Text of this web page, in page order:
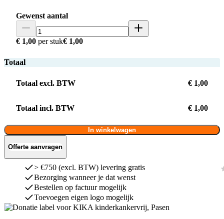
Gewenst aantal
€ 1,00 per stuk€ 1,00
Totaal
Totaal excl. BTW € 1,00
Totaal incl. BTW € 1,00
In winkelwagen
Offerte aanvragen
> €750 (excl. BTW) levering gratis
Bezorging wanneer je dat wenst
Bestellen op factuur mogelijk
Toevoegen eigen logo mogelijk